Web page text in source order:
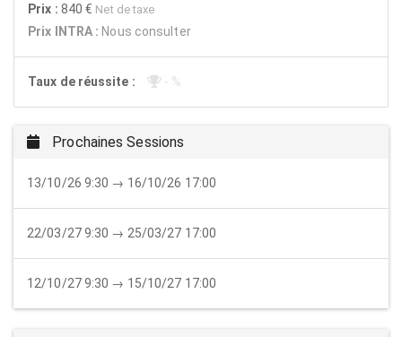
Prix : 840 € Net de taxe
Prix INTRA : Nous consulter
Taux de réussite : - %
Prochaines Sessions
13/10/26 9:30 → 16/10/26 17:00
22/03/27 9:30 → 25/03/27 17:00
12/10/27 9:30 → 15/10/27 17:00